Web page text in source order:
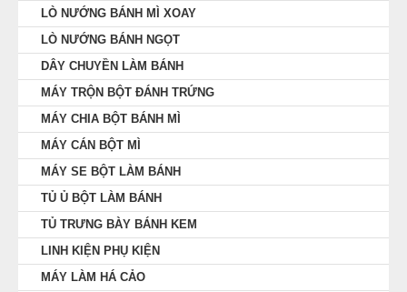
LÒ NƯỚNG BÁNH MÌ XOAY
LÒ NƯỚNG BÁNH NGỌT
DÂY CHUYỀN LÀM BÁNH
MÁY TRỘN BỘT ĐÁNH TRỨNG
MÁY CHIA BỘT BÁNH MÌ
MÁY CÁN BỘT MÌ
MÁY SE BỘT LÀM BÁNH
TỦ Ủ BỘT LÀM BÁNH
TỦ TRƯNG BÀY BÁNH KEM
LINH KIỆN PHỤ KIỆN
MÁY LÀM HÁ CẢO